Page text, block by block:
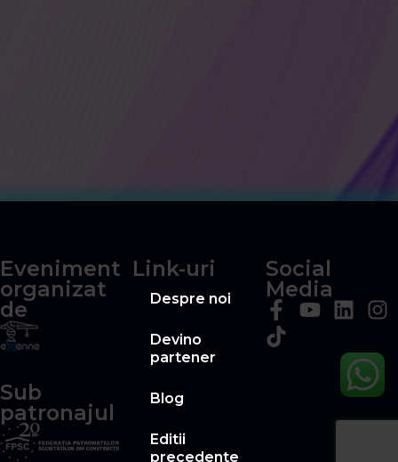
Eveniment
organizat
de
Sub
patronajul
Link-uri
Despre noi
Devino
partener
Blog
Editii
precedente
Social
Media